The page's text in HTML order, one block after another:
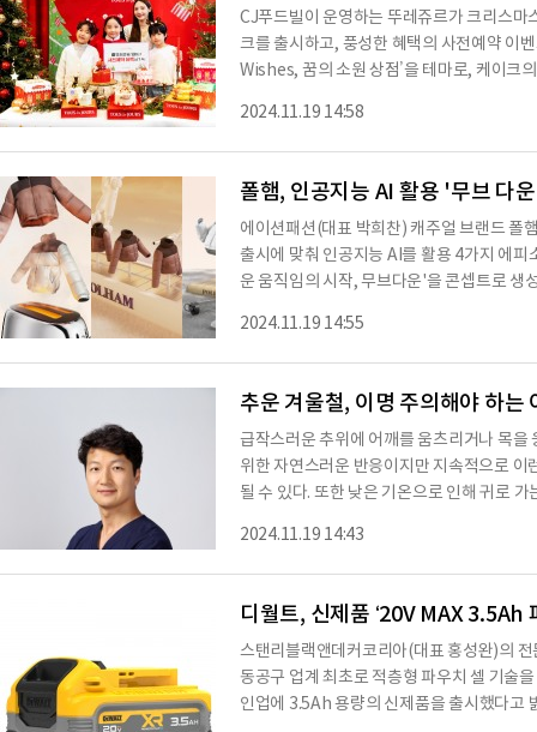
CJ푸드빌이 운영하는 뚜레쥬르가 크리스마스 시즌을 맞아 달콤한 홀리데이 무드를 담은 케이
크를 출시하고, 풍성한 혜택의 사전예약 이벤트를 마련했
Wishes, 꿈의 소원 상점’을 테마로, 케이크
드를 선사한다는 계획이다. 먼저 ‘샤이닝 화이트초코’는 눈이 내린 비주얼의 초코 케이크 위에
크림 요정의 마법으로 빛나는 트리를 표현
2024.11.19 14:58
폴햄, 인공지능 AI 활용 '무브 다
에이션패션(대표 박희찬) 캐주얼 브랜드 폴
출시에 맞춰 인공지능 AI를 활용 4가지 에피
운 움직임의 시작, 무브다운'을 콘셉트로 생
터기에 들어가고, 열을 통해 구워져 옆 레버
80:20 비율인 무브다운의 뛰어난 보온력을
2024.11.19 14:55
추운 겨울철, 이명 주의해야 하는
급작스러운 추위에 어깨를 움츠리거나 목을
위한 자연스러운 반응이지만 지속적으로
될 수 있다. 또한 낮은 기온으로 인해 귀로
머릿속에서 소리가 들리는 현상이다. 예를
은 듣지 못하는 것이다. 이외에도 두통이나
2024.11.19 14:43
디월트, 신제품 ‘20V MAX 3.5Ah
스탠리블랙앤데커코리아(대표 홍성완)의 전
동공구 업계 최초로 적층형 파우치 셀 기술
인업에 3.5Ah 용량의 신제품을 출시했다고 밝혔다. 디월트는 ‘20V MAX 3.5Ah